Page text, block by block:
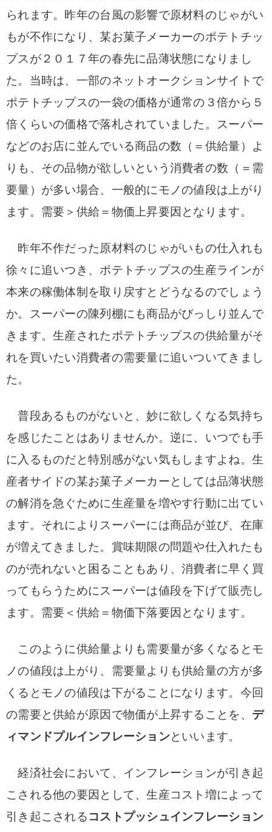
られます。昨年の台風の影響で原材料のじゃがい
もが不作になり、某お菓子メーカーのポテトチッ
プスが２０１７年の春先に品薄状態になりまし
た。 当時は、一部のネットオークションサイトで
ポテトチップスの一袋の価格が通常の３倍から５
倍くらいの価格で落札されていました。スーパー
などのお店に並んでいる商品の数（＝供給量）よ
りも、その品物が欲しいという消費者の数（＝需
要量）が多い場合、一般的にモノの値段は上がり
ます。需要＞供給＝物価上昇要因となります。
昨年不作だった原材料のじゃがいもの仕入れも
徐々に追いつき、ポテトチップスの生産ラインが
本来の稼働体制を取り戻すとどうなるのでしょう
か。スーパーの陳列棚にも商品がびっしり並んで
きます。生産されたポテトチップスの供給量がそ
れを買いたい消費者の需要量に追いついてきまし
た。
普段あるものがないと、妙に欲しくなる気持ち
を感じたことはありませんか。逆に、いつでも手
に入るものだと特別感がない気もしますよね。生
産者サイドの某お菓子メーカーとしては品薄状態
の解消を急ぐために生産量を増やす行動に出てい
ます。それによりスーパーには商品が並び、在庫
が増えてきました。賞味期限の問題や仕入れたも
のが売れないと困ることもあり、消費者に早く買
ってもらうためにスーパーは値段を下げて販売し
ます。需要＜供給＝物価下落要因となります。
このように供給量よりも需要量が多くなるとモ
ノの値段は上がり、需要量よりも供給量の方が多
くるとモノの値段は下がることになります。今回
の需要と供給が原因で物価が上昇することを、 デ
ィマンドプルインフレーションといいます。
経済社会において、インフレーションが引き起
こされる他の要因として、生産コスト増によって
引き起こされるコストプッシュインフレーション